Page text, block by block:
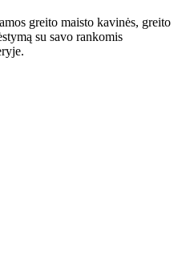
greito maisto kavinės, greito
su savo rankomis